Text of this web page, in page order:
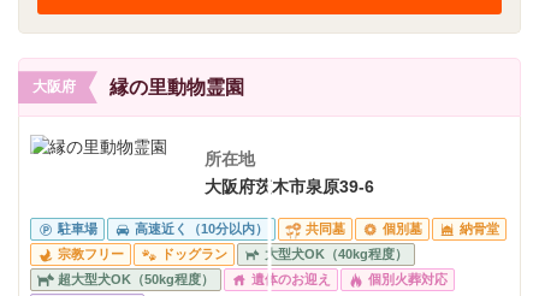
大阪府 縁の里動物霊園
所在地
大阪府茨木市泉原39-6
駐車場 高速近く（10分以内） 共同墓 個別墓
納骨堂
宗教フリー
ドッグラン
大型犬OK（40kg程度）
超大型犬OK（50kg程度）
遺体のお迎え
個別火葬対応